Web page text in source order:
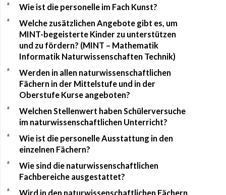
a Wie ist die personelle im Fach Kunst?
a
Welche zusätzlichen Angebote gibt es, um
MINT-begeisterte Kinder zu unterstützen
und zu fördern? (MINT – Mathematik
Informatik Naturwissenschaften Technik)
a
Werden in allen naturwissenschaftlichen
Fächern in der Mittelstufe und in der
Oberstufe Kurse angeboten?
a
Welchen Stellenwert haben Schülerversuche
im naturwissenschaftlichen Unterricht?
a
Wie ist die personelle Ausstattung in den
einzelnen Fächern?
a
Wie sind die naturwissenschaftlichen
Fachbereiche ausgestattet?
a Wird in den naturwissenschaftlichen Fächern